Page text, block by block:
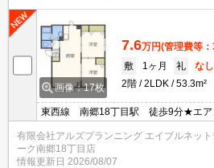
画像：17枚
7.6万円(管理費等
敷
1ヶ月 礼
なし
2階
2LDK 53.3m²
東西線 南郷18丁目駅 徒歩9分★エア
有限会社アルズプランニング エイブルネット
ーク南郷18丁目店
情報更新日 2026/08/07